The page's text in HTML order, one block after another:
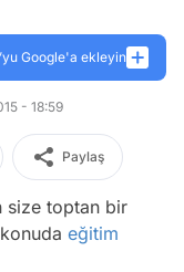
Google'a ekleyin
- 18:59
Paylaş
size toptan bir
eğitim